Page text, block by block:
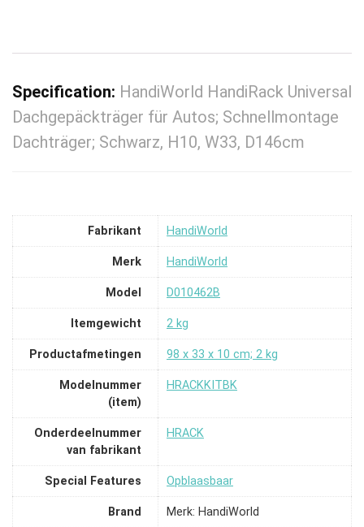
Specification: HandiWorld HandiRack Universal
Dachgepäckträger für Autos; Schnellmontage
Dachträger; Schwarz, H10, W33, D146cm
Fabrikant ‎HandiWorld
Merk ‎HandiWorld
Model ‎D010462B
Itemgewicht ‎2 kg
Productafmetingen ‎98 x 33 x 10 cm; 2 kg
Modelnummer
(item)
‎HRACKKITBK
Onderdeelnummer
van fabrikant
‎HRACK
Special Features ‎Opblaasbaar
Brand Merk: HandiWorld